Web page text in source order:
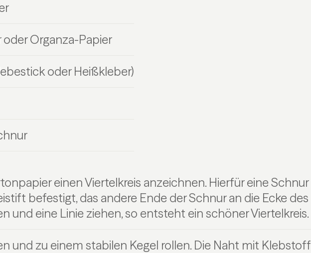
Organza-Papier
oder Heißkleber)
einen Viertelkreis anzeichnen. Hierfür eine Schnur
befestigt, das andere Ende der Schnur an die Ecke des
und eine Linie ziehen, so entsteht ein schöner Viertelkreis.
und zu einem stabilen Kegel rollen. Die Naht mit Klebstoff